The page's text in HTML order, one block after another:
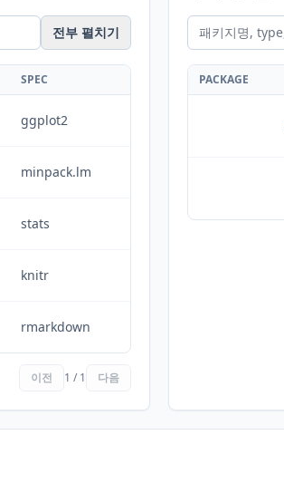
전부 펼치기
SPEC
ggplot2
minpack.lm
stats
knitr
rmarkdown
이전 1 / 1 다음
PACKAGE